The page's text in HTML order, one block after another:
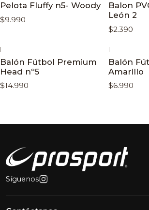
Pelota Fluffy n5- Woody
$9.990
Balon
León 2
$2.390
|
Balón Fútbol Premium
Head nº5
$14.990
|
Balón
Amarillo
$6.990
Síguenos